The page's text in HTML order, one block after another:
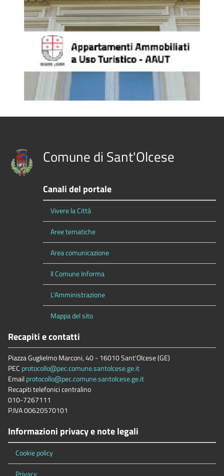
Comune di Sant'Olcese
Canali del portale
Vivere la Città
Aree tematiche
Area comunicazione
Il Comune Informa
L'Amministrazione
Mappa del sito
Recapiti e contatti
Piazza Guglielmo Marconi, 40 - 16010 Sant'Olcese (GE)
PEC protocollo@pec.comune.santolcese.ge.it
Emailprotocollo@pec.comune.santolcese.ge.it
Recapiti telefonici centralino
010-7267111
P.IVA 00620570101
Informazioni privacy e note legali
Cookie policy
Privacy